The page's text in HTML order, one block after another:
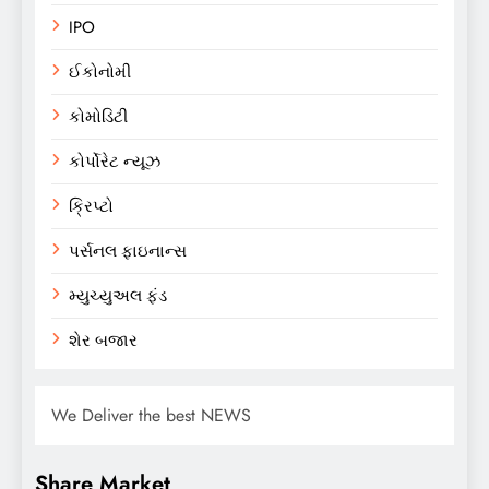
IPO
ઈકોનોમી
કોમોડિટી
કોર્પોરેટ ન્યૂઝ
ક્રિપ્ટો
પર્સનલ ફાઇનાન્સ
મ્યુચ્યુઅલ ફંડ
શેર બજાર
We Deliver the best NEWS